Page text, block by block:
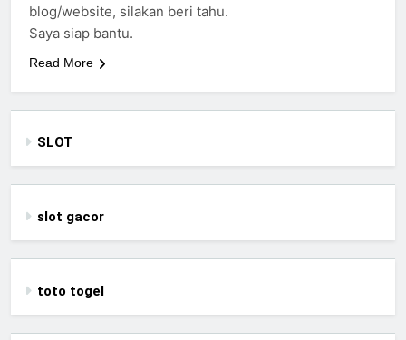
blog/website, silakan beri tahu.
Saya siap bantu.
Read More
SLOT
slot gacor
toto togel